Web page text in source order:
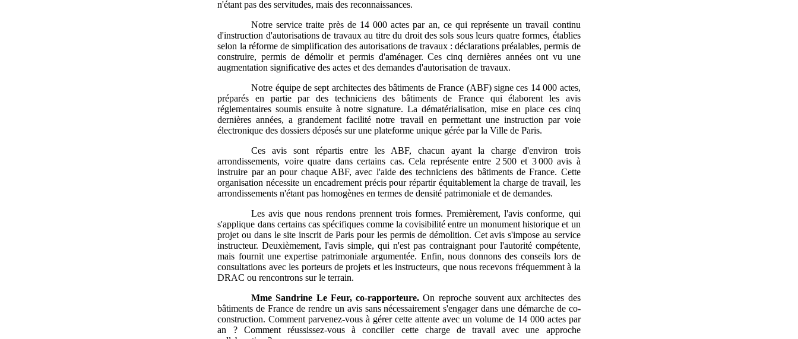
n'étant pas des servitudes, mais des reconnaissances.
Notre service traite près de 14 000 actes par an, ce qui représente un travail continu
d'instruction d'autorisations de travaux au titre du droit des sols sous leurs quatre formes, établies
selon la réforme de simplification des autorisations de travaux : déclarations préalables, permis de
construire, permis de démolir et permis d'aménager. Ces cinq dernières années ont vu une
augmentation significative des actes et des demandes d'autorisation de travaux.
Notre équipe de sept architectes des bâtiments de France (ABF) signe ces 14 000 actes,
préparés en partie par des techniciens des bâtiments de France qui élaborent les avis
réglementaires soumis ensuite à notre signature. La dématérialisation, mise en place ces cinq
dernières années, a grandement facilité notre travail en permettant une instruction par voie
électronique des dossiers déposés sur une plateforme unique gérée par la Ville de Paris.
Ces avis sont répartis entre les ABF, chacun ayant la charge d'environ trois
arrondissements, voire quatre dans certains cas. Cela représente entre 2 500 et 3 000 avis à
instruire par an pour chaque ABF, avec l'aide des techniciens des bâtiments de France. Cette
organisation nécessite un encadrement précis pour répartir équitablement la charge de travail, les
arrondissements n'étant pas homogènes en termes de densité patrimoniale et de demandes.
Les avis que nous rendons prennent trois formes. Premièrement, l'avis conforme, qui
s'applique dans certains cas spécifiques comme la covisibilité entre un monument historique et un
projet ou dans le site inscrit de Paris pour les permis de démolition. Cet avis s'impose au service
instructeur. Deuxièmement, l'avis simple, qui n'est pas contraignant pour l'autorité compétente,
mais fournit une expertise patrimoniale argumentée. Enfin, nous donnons des conseils lors de
consultations avec les porteurs de projets et les instructeurs, que nous recevons fréquemment à la
DRAC ou rencontrons sur le terrain.
Mme Sandrine Le Feur, co-rapporteure. On reproche souvent aux architectes des
bâtiments de France de rendre un avis sans nécessairement s'engager dans une démarche de co-
construction. Comment parvenez-vous à gérer cette attente avec un volume de 14 000 actes par
an ? Comment réussissez-vous à concilier cette charge de travail avec une approche